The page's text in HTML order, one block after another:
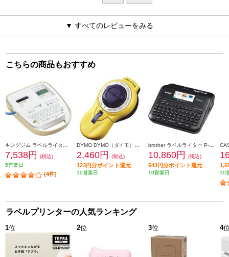
▼ すべてのレビューをみる
こちらの商品もおすすめ
7,538円
(税込)
5営業日
(4件)
2,460円 (税込)
123円分ポイント還元
10営業日
10,860円 (税込)
543円分ポイント還元
10営業日 10
ラベルプリンターの人気ランキング
1位 2位 3位 4